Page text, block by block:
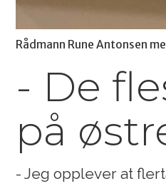
Rådmann Rune Antonsen
- De
på
- Jeg opplever at